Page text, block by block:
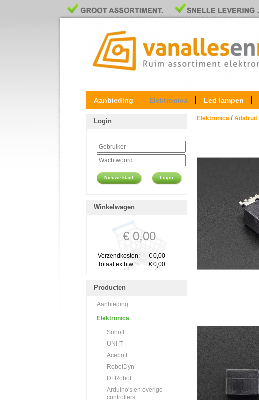
Aanbieding Elektronica Led lampen
Login
Nieuwe klant Login
Winkelwagen
€ 0,00
Verzendkosten: €0,00
Totaal ex btw:
€0,00
Producten
Aanbieding
Elektronica
Sonoff
UNI-T
Acebott
RobotDyn
DFRobot
Arduino's en overige
controllers
Elektronica / Adafruit